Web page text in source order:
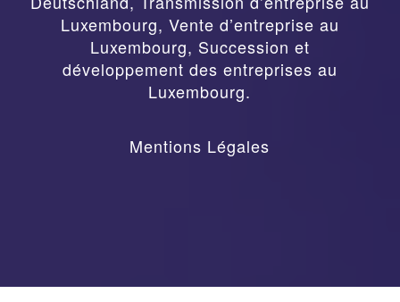
Luxembourg, Vente d’entreprise au
Luxembourg, Succession et
développement des entreprises au
Luxembourg.
Mentions Légales